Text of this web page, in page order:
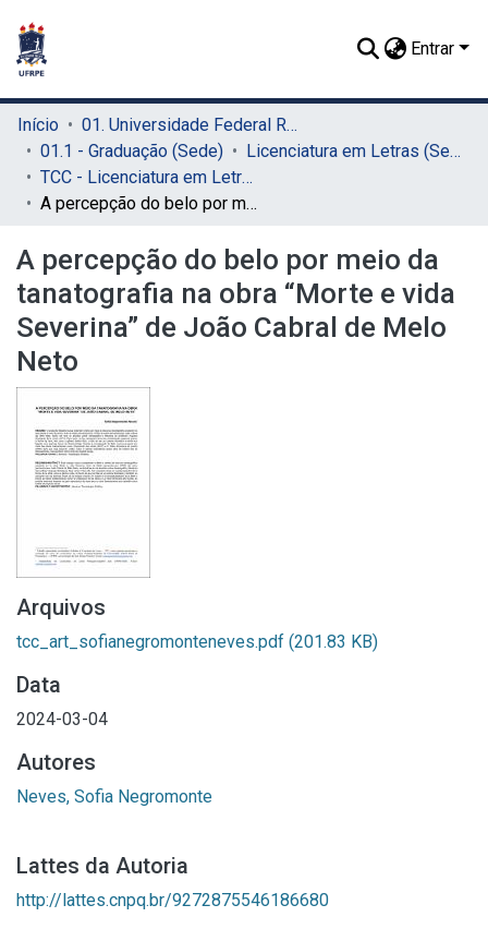
Entrar
Início
01. Universidade Federal Rural de Pernambuco - UFRPE (Sede)
01.1 - Graduação (Sede)
Licenciatura em Letras (Sede)
TCC - Licenciatura em Letras (Sede)
A percepção do belo por meio da tanatografia na obra “Morte e vida Severina” de João Cabral de Melo Neto
A percepção do belo por meio da
tanatografia na obra “Morte e vida
Severina” de João Cabral de Melo
Neto
Arquivos
tcc_art_sofianegromonteneves.pdf (201.83 KB)
Data
2024-03-04
Autores
Neves, Sofia Negromonte
Lattes da Autoria
http://lattes.cnpq.br/9272875546186680